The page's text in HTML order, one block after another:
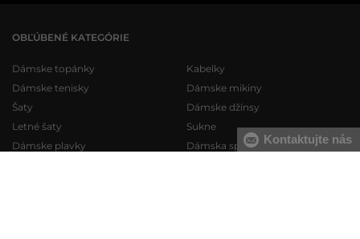
OBĽÚBENÉ KATEGÓRIE
Dámske topánky
Dámske tenisky
Šaty
Letné šaty
Dámske plavky
Kabelky
Dámske mikiny
Dámske džínsy
Sukne
Dámska spodná bielizeňKontaktujte nás